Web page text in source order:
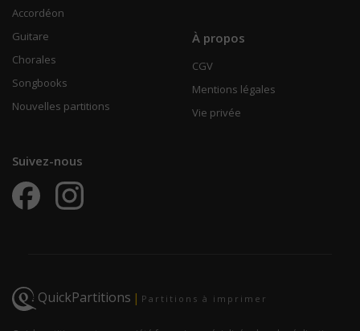
Accordéon
Guitare
Chorales
Songbooks
Nouvelles partitions
À propos
CGV
Mentions légales
Vie privée
Suivez-nous
QuickPartitions | Partitions à imprimer